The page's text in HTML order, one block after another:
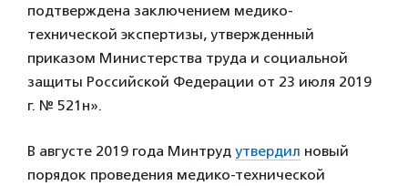
подтверждена заключением медико-
технической экспертизы, утвержденный
приказом Министерства труда и социальной
защиты Российской Федерации от 23 июля 2019
г. № 521н».
В августе 2019 года Минтруд утвердил новый
порядок проведения медико-технической